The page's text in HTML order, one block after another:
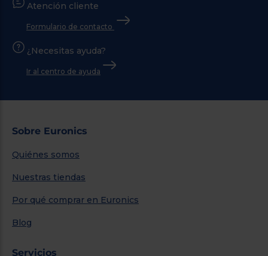
Atención cliente
Formulario de contacto
¿Necesitas ayuda?
Ir al centro de ayuda
Sobre Euronics
Quiénes somos
Nuestras tiendas
Por qué comprar en Euronics
Blog
Servicios